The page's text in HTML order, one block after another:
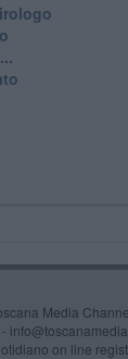
Media
on line